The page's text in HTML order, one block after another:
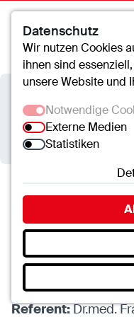
Vortrag:
St.-Clemens-
St.-Clemens-
Vortrag:
28.10.2026 ,
Referent:Dr.med.
Datenschutz
Wir nutzen Cookies
ihnen sind
unsere Website und
Notwendige
Externe Medien
Statistiken
Notwendige
Essenzielle
Funktionen und
der Website
SC.Cookie
Name:mscookie